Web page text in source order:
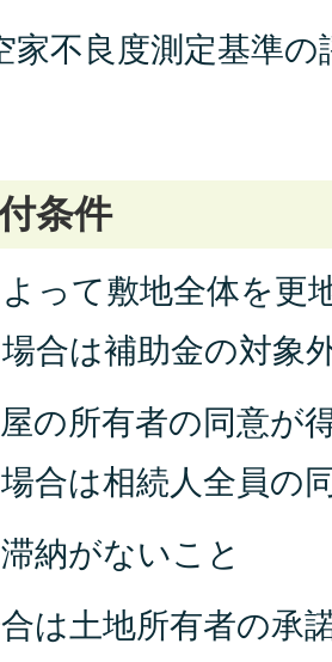
家不良度測定基準
条件
よって敷地全体を更
合は補助金の対象
屋の所有者の同意が
合は相続人全員の
納がないこと
合は土地所有者の承